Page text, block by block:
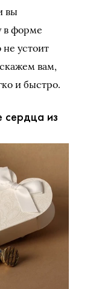
вы
в форме
не устоит
вам,
и быстро.
сердца из